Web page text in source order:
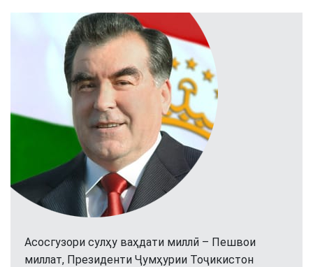
Асосгузори сулҳу ваҳдати миллӣ – Пешвои
миллат, Президенти Ҷумҳурии Тоҷикистон